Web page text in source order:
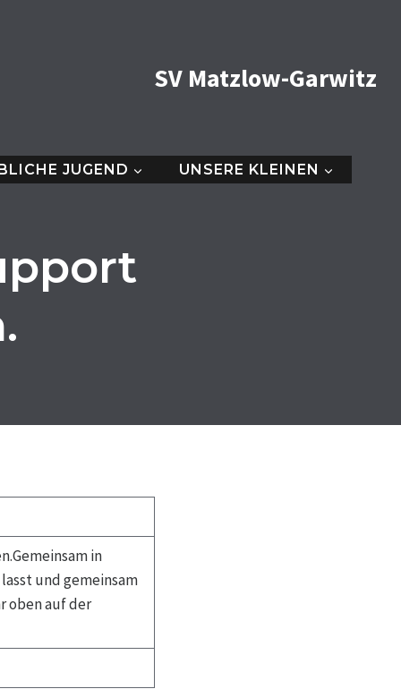
SV Matzlow-Garwitz
JUGEND UNSERE KLEINEN
in
und gemeinsam
oben auf der